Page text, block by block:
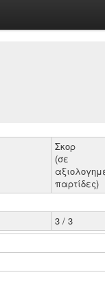
Σκορ
(σε
παρτίδες)
3 / 3